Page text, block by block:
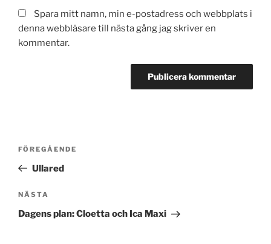
Spara mitt namn, min e-postadress och webbplats i
denna webbläsare till nästa gång jag skriver en
kommentar.
Inläggsnavigering
Föregående
inlägg
FÖREGÅENDE
Ullared
Nästa
inlägg
NÄSTA
Dagens plan: Cloetta och Ica Maxi